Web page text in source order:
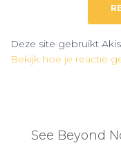
Deze site gebruikt
Bekijk hoe je reactie
See Beyond